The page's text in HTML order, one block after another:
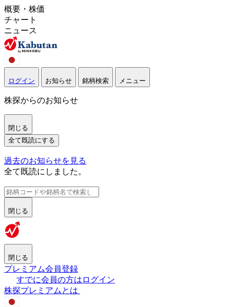
概要・株価
チャート
ニュース
ログイン お知らせ 銘柄検索 メニュー
株探からのお知らせ
閉じる
全て既読にする
過去のお知らせを見る
全て既読にしました。
閉じる
閉じる
プレミアム会員登録
すでに会員の方はログイン
株探プレミアムとは